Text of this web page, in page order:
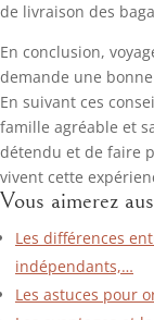
de livraison des
En conclusion,
demande une
En suivant ces
famille agréable et
détendu et de faire
vivent cette
Vous aimerez
Les différences
indépendants,…
Les astuces pour